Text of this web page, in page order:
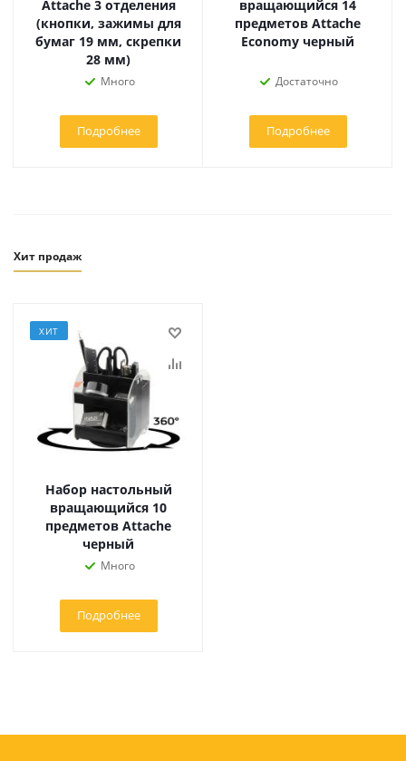
Attache 3 отделения
(кнопки, зажимы для
бумаг 19 мм, скрепки
28 мм)
Много
Подробнее
вращающийся 14
предметов Attache
Economy черный
Достаточно
Подробнее
Хит продаж
ХИТ
Набор настольный
вращающийся 10
предметов Attache
черный
Много
Подробнее